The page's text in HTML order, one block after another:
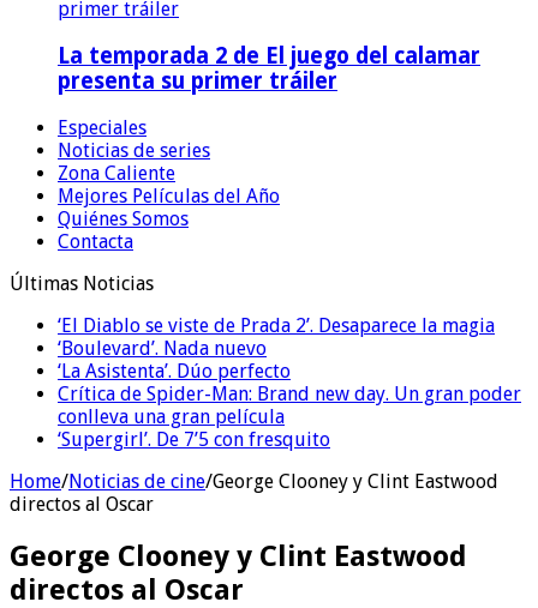
La temporada 2 de El juego del calamar
presenta su primer tráiler
Especiales
Noticias de series
Zona Caliente
Mejores Películas del Año
Quiénes Somos
Contacta
Últimas Noticias
‘El Diablo se viste de Prada 2’. Desaparece la magia
‘Boulevard’. Nada nuevo
‘La Asistenta’. Dúo perfecto
Crítica de Spider-Man: Brand new day. Un gran poder
conlleva una gran película
‘Supergirl’. De 7’5 con fresquito
Home/Noticias de cine/George Clooney y Clint Eastwood
directos al Oscar
George Clooney y Clint Eastwood
directos al Oscar